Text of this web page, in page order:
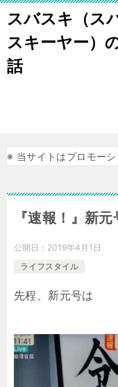
スバスキ（ス
スキーヤー）
話
※ 当サイトはプロモーシ
『速報！』新元
公開日： 2019年4月1日
ライフスタイル
先程、新元号は